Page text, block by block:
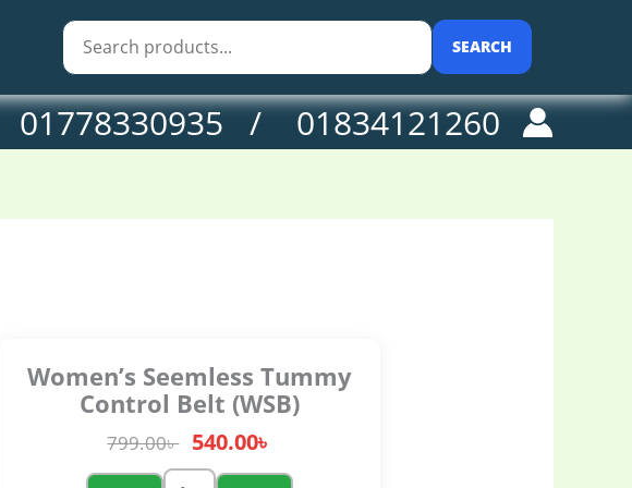
SEARCH
01778330935 / 01834121260
Women’s Seemless Tummy
Control Belt (WSB)
799.00৳ 540.00৳
799.00৳ .540.00৳ .
Control
Belt
(WSB)
quantity